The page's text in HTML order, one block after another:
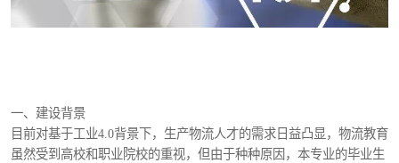
一、建设背景
目前对基于工业4.0背景下，生产物流人才的需求日益凸显，物流教育
虽然受到高校和职业院校的重视，但由于种种原因，本专业的毕业生